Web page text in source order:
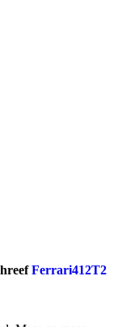
Ferrari412T2